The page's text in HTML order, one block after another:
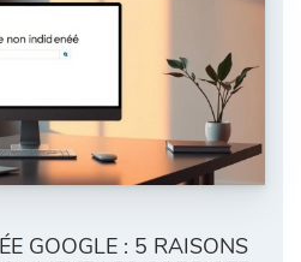
GOOGLE : 5 RAISONS